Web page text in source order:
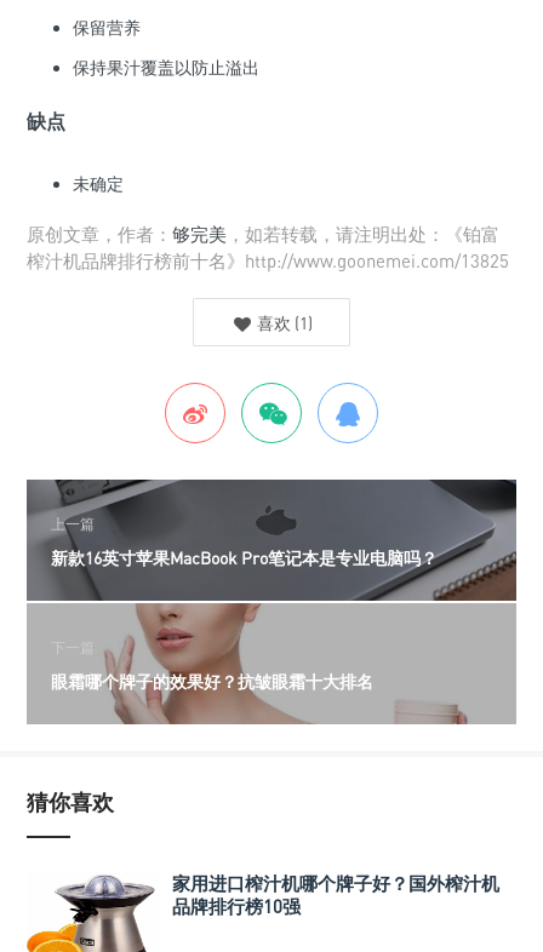
保留营养
保持果汁覆盖以防止溢出
缺点
未确定
原创文章，作者： 够完美 ，如若转载，请注明出处：《铂富
榨汁机品牌排行榜前十名》http://www.goonemei.com/13825
喜欢 (1)
上一篇
新款16英寸苹果MacBook Pro笔记本是专业电脑吗？
下一篇
眼霜哪个牌子的效果好？抗皱眼霜十大排名
猜你喜欢
家用进口榨汁机哪个牌子好？国外榨汁机
品牌排行榜10强